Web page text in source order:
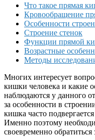
Что такое прямая
Кровообращение
Особенности
Строение стенок
Функции прямой
Возрастные
Методы
Многих интересует
кишки человека и какие
наблюдаются у данного
за особенности в
кишка часто
Именно поэтому
своевременно